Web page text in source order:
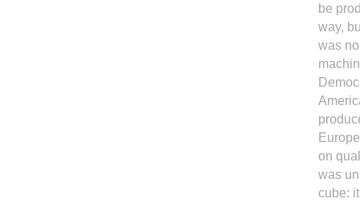
be
way,
was
on
was
cube: